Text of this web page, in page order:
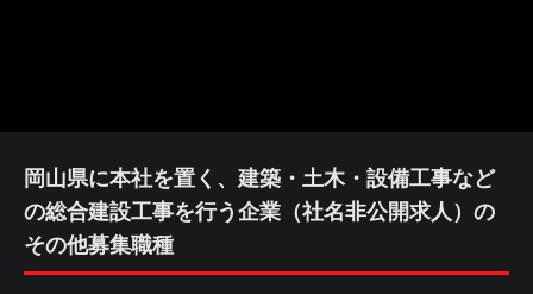
岡山県に本社を置く、建築・土木・設備工事など
の総合建設工事を行う企業（社名非公開求人）の
その他募集職種